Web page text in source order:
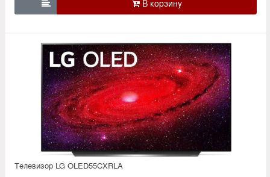

Телевизор LG OLED55CXRLA